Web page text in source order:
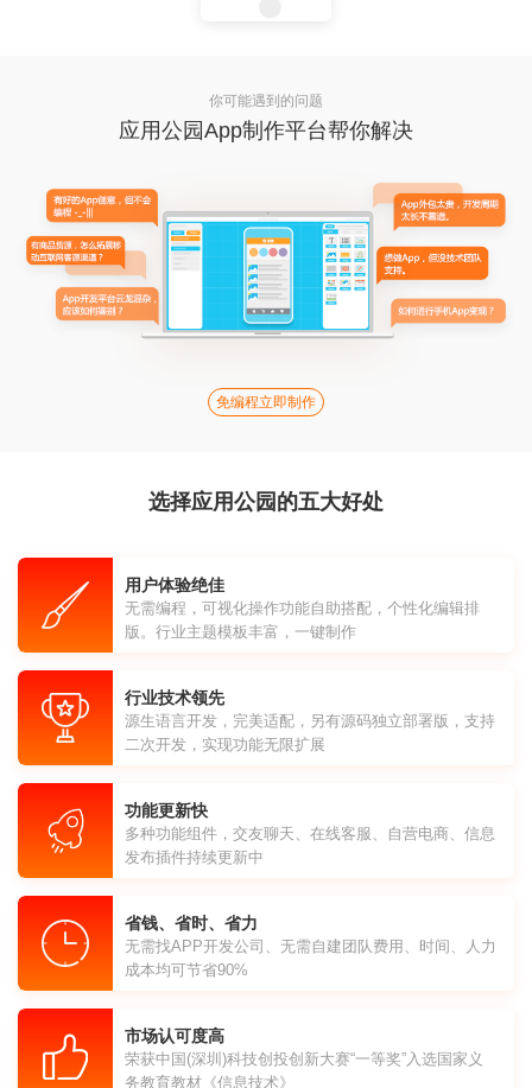
你可能遇到的问题
应用公园App制作平台帮你解决
免编程立即制作
选择应用公园的五大好处
用户体验绝佳
无需编程，可视化操作功能自助搭配，个性化编辑排
版。行业主题模板丰富，一键制作
行业技术领先
源生语言开发，完美适配，另有源码独立部署版，支持
二次开发，实现功能无限扩展
功能更新快
多种功能组件，交友聊天、在线客服、自营电商、信息
发布插件持续更新中
省钱、省时、省力
无需找APP开发公司、无需自建团队费用、时间、人力
成本均可节省90%
市场认可度高
荣获中国(深圳)科技创投创新大赛“一等奖”入选国家义
务教育教材《信息技术》